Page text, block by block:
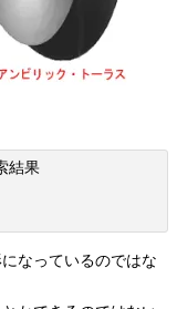
なっているのではな